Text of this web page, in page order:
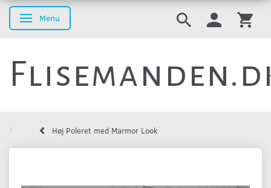
Skifte navigation
Menu
Høj Poleret med Marmor Look